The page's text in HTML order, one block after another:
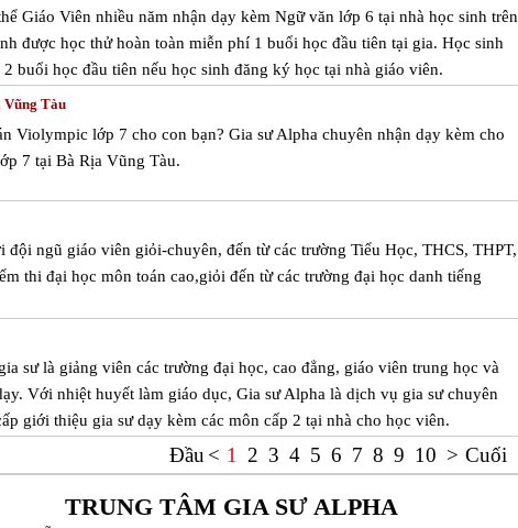
Giáo Viên nhiều năm nhận dạy kèm Ngữ văn lớp 6 tại nhà học sinh trên
được học thử hoàn toàn miễn phí 1 buổi học đầu tiên tại gia. Học sinh
buổi học đầu tiên nếu học sinh đăng ký học tại nhà giáo viên.
Vũng Tàu
Violympic lớp 7 cho con bạn? Gia sư Alpha chuyên nhận dạy kèm cho
7 tại Bà Rịa Vũng Tàu.
đội ngũ giáo viên giỏi-chuyên, đến từ các trường Tiểu Học, THCS, THPT,
thi đại học môn toán cao,giỏi đến từ các trường đại học danh tiếng
sư là giảng viên các trường đại học, cao đẳng, giáo viên trung học và
Với nhiệt huyết làm giáo dục, Gia sư Alpha là dịch vụ gia sư chuyên
giới thiệu gia sư dạy kèm các môn cấp 2 tại nhà cho học viên.
Đầu < 1 2 3 4 5 6 7 8 9 10 > Cuối
TRUNG TÂM GIA SƯ ALPHA